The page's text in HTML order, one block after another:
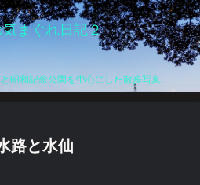
まぐれ日記２
昭和記念公園を中心にした散歩写真
路と水仙